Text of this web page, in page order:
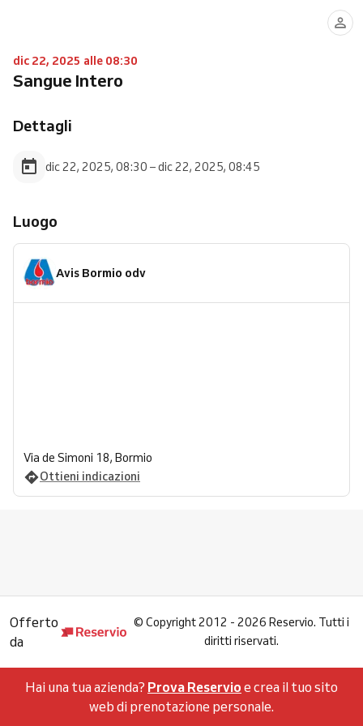
dic 22, 2025 alle 08:30
Sangue Intero
Dettagli
dic 22, 2025, 08:30 – dic 22, 2025, 08:45
Luogo
Avis Bormio odv
Via de Simoni 18, Bormio
Ottieni indicazioni
Offerto
da
© Copyright 2012 - 2026 Reservio. Tutti i
diritti riservati.
Hai una tua azienda? Prova Reservio e crea il tuo sito
web di prenotazione personale.